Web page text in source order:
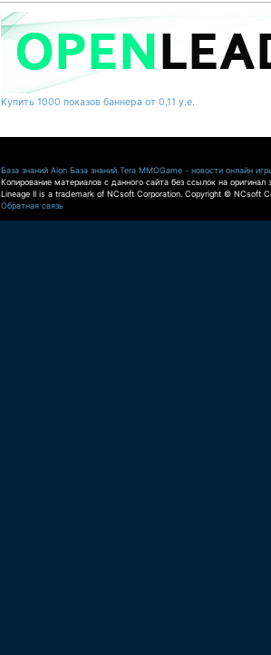
Купить 1000 показов баннера от 0,11 у.е.
База знаний Aion База знаний Tera MMOGame - новости онлайн
Копирование материалов с данного сайта без ссылок на оригинал
Lineage II is a trademark of NCsoft Corporation. Copyright © NCsoft
Обратная связь